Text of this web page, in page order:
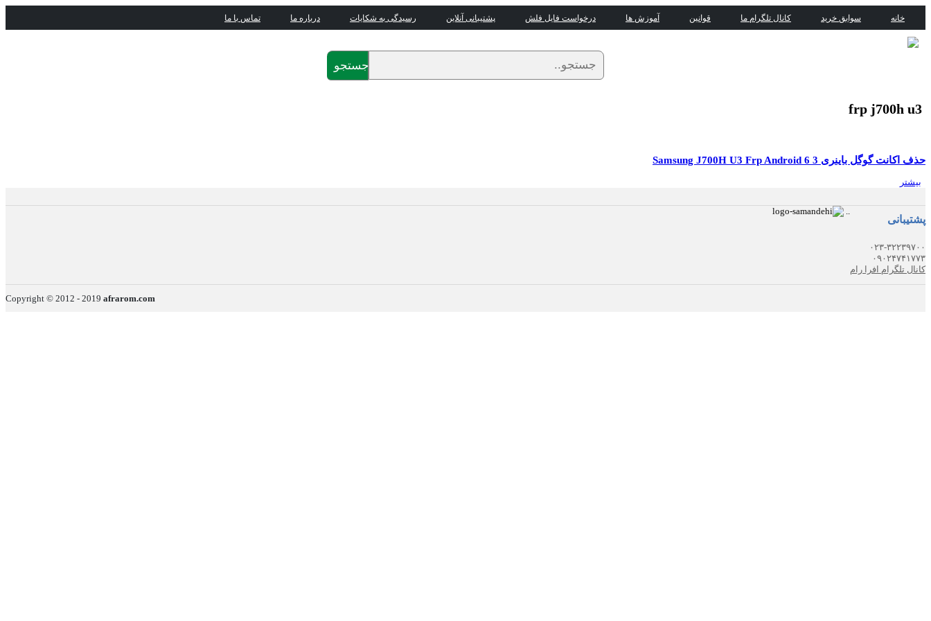
خانه سوابق خرید کانال تلگرام ما قوانین آموزش ها درخواست فایل فلش پشتیبانی آنلاین رسیدگی به شکایات درباره ما تماس با ما
جستجو
frp j700h u3
حذف اکانت گوگل باینری 3 Samsung J700H U3 Frp Android 6
بیشتر
پشتیبانی
۰۲۳-۳۲۲۳۹۷۰۰
۰۹۰۲۴۷۴۱۷۷۳
کانال تلگرام افرا رام
Copyright © 2012 - 2019 afrarom.com